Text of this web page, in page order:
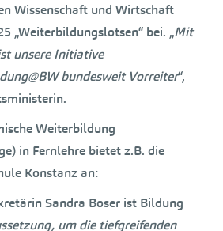
Wissenschaft und Wirtschaft
„Weiterbildungslotsen“ bei. „Mit
unsere Initiative
bundesweit Vorreiter“,
Weiterbildung
in Fernlehre bietet z.B. die
Konstanz an:
Sandra Boser ist Bildung
um die tiefgreifenden